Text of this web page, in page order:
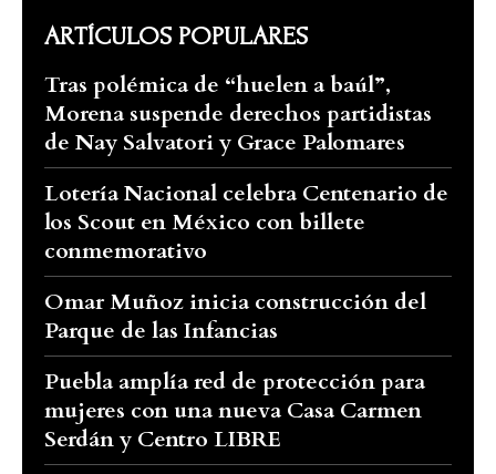
ARTÍCULOS POPULARES
Tras polémica de “huelen a baúl”,
Morena suspende derechos partidistas
de Nay Salvatori y Grace Palomares
Lotería Nacional celebra Centenario de
los Scout en México con billete
conmemorativo
Omar Muñoz inicia construcción del
Parque de las Infancias
Puebla amplía red de protección para
mujeres con una nueva Casa Carmen
Serdán y Centro LIBRE